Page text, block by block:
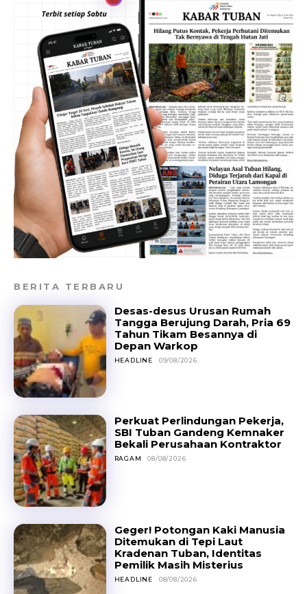
BERITA TERBARU
Desas-desus Urusan Rumah
Tangga Berujung Darah, Pria 69
Tahun Tikam Besannya di
Depan Warkop
HEADLINE 09/08/2026
Perkuat Perlindungan Pekerja,
SBI Tuban Gandeng Kemnaker
Bekali Perusahaan Kontraktor
RAGAM 08/08/2026
Geger! Potongan Kaki Manusia
Ditemukan di Tepi Laut
Kradenan Tuban, Identitas
Pemilik Masih Misterius
HEADLINE 08/08/2026